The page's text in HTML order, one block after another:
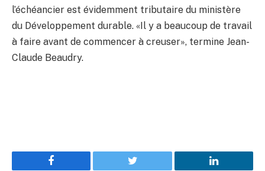
l’échéancier est évidemment tributaire du ministère
du Développement durable. «Il y a beaucoup de travail
à faire avant de commencer à creuser», termine Jean-
Claude Beaudry.